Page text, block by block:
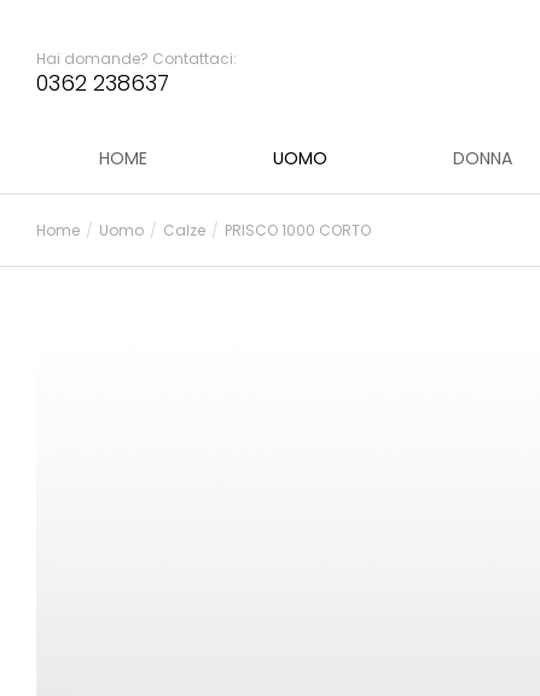
Hai domande? Contattaci:
0362 238637
HOME UOMO DONNA
Tu sei qui:
Home Uomo Calze PRISCO 1000 CORTO